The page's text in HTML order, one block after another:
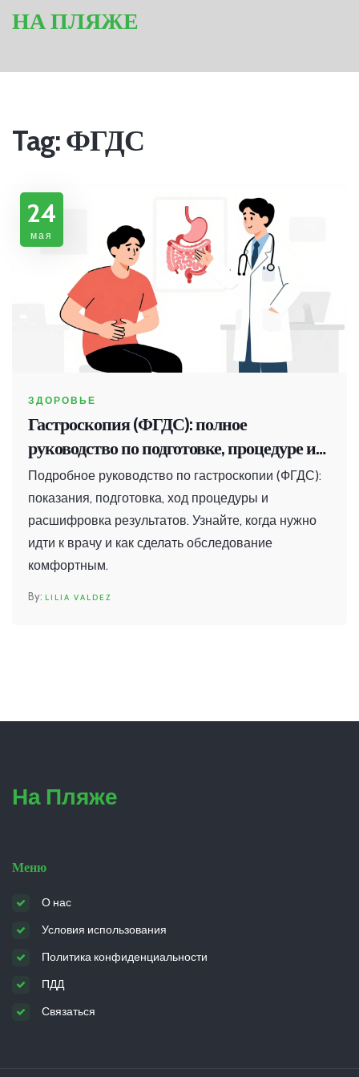
НА ПЛЯЖЕ
Tag: ФГДС
24
мая
ЗДОРОВЬЕ
Гастроскопия (ФГДС): полное
руководство по подготовке, процедуре и
результатам
Подробное руководство по гастроскопии (ФГДС):
показания, подготовка, ход процедуры и
расшифровка результатов. Узнайте, когда нужно
идти к врачу и как сделать обследование
комфортным.
LILIA VALDEZ
На Пляже
Меню
О нас
Условия использования
Политика конфиденциальности
ПДД
Связаться